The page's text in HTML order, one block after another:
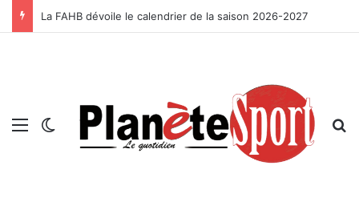
La FAHB dévoile le calendrier de la saison 2026-2027
Menu Switch skin